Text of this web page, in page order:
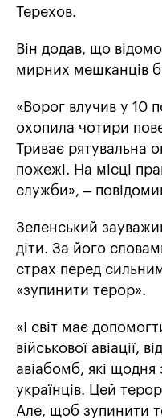
Терехов.
Він додав, що
мирних мешканців
«Ворог влучив у 10
охопила чотири
Триває рятувальна
пожежі. На місці
служби», –
Зеленський
діти. За його
страх перед
«зупинити терор».
«І світ має
військової авіації,
авіабомб, які
українців. Цей
Але, щоб зупинити